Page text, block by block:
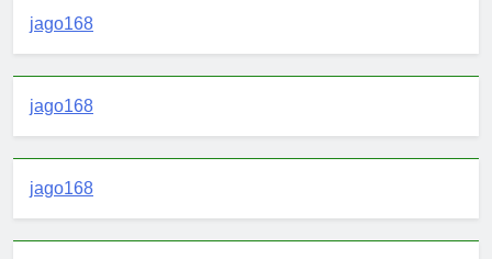
jago168
jago168
jago168